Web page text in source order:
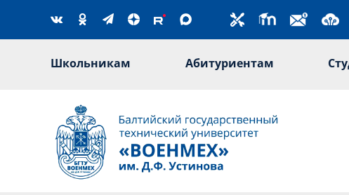
content
Школьникам Абитуриентам